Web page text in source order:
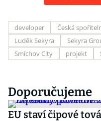
developer Česká
Luděk Sekyra
Sekyra
Smíchov City
projekt
Doporučujeme
EU staví čipové